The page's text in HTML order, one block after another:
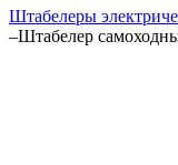
Штабелеры
–Штабелер